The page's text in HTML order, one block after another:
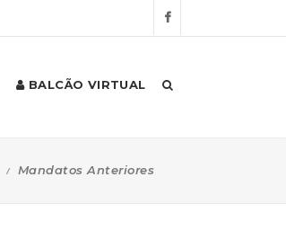
BALCÃO VIRTUAL
Mandatos Anteriores